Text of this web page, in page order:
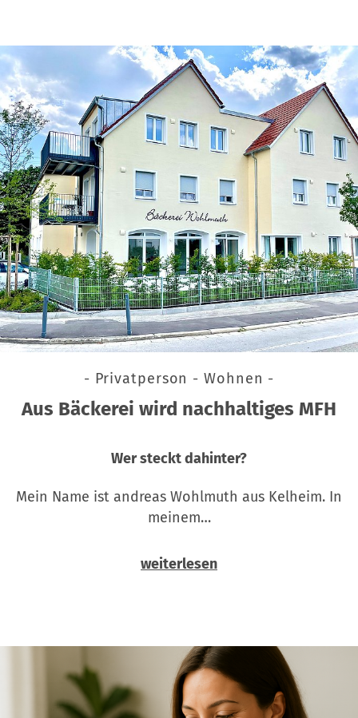
- Privatperson - Wohnen -
Aus Bäckerei wird nachhaltiges MFH
Wer steckt dahinter?
Mein Name ist andreas Wohlmuth aus Kelheim. In
meinem…
weiterlesen